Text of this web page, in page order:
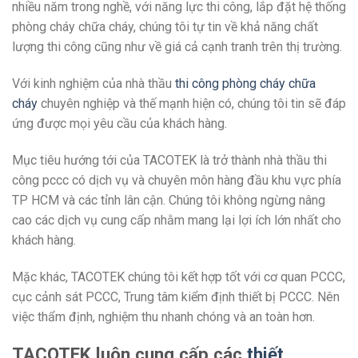
nhiều năm trong nghề, với năng lực thi công, lắp đặt hệ thống
phòng cháy chữa cháy, chúng tôi tự tin về khả năng chất
lượng thi công cũng như về giá cả cạnh tranh trên thị trường.
Với kinh nghiệm của nhà thầu thi công phòng cháy chữa
cháy chuyên nghiệp và thế mạnh hiện có, chúng tôi tin sẽ đáp
ứng được mọi yêu cầu của khách hàng.
Mục tiêu hướng tới của TACOTEK là trở thành nhà thầu thi
công pccc có dịch vụ và chuyên môn hàng đầu khu vực phía
TP HCM và các tỉnh lân cận. Chúng tôi không ngừng nâng
cao các dịch vụ cung cấp nhằm mang lại lợi ích lớn nhất cho
khách hàng.
Mặc khác, TACOTEK chúng tôi kết hợp tốt với cơ quan PCCC,
cục cảnh sát PCCC, Trung tâm kiểm định thiết bị PCCC. Nên
việc thẩm định, nghiệm thu nhanh chóng và an toàn hơn.